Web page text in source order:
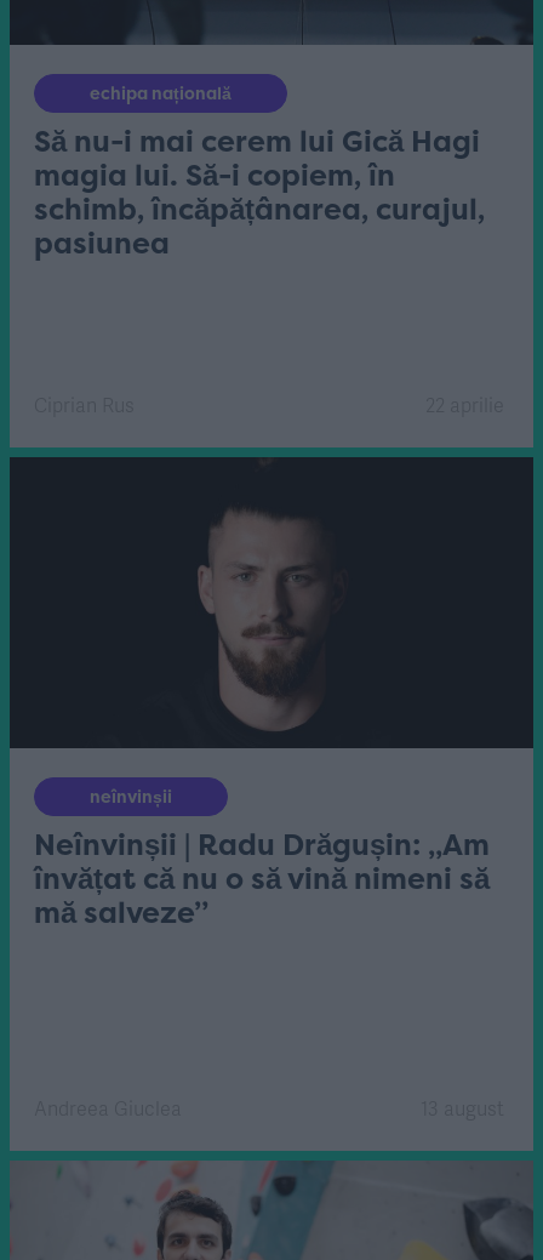
echipa națională
Să nu-i mai cerem lui Gică Hagi
magia lui. Să-i copiem, în
schimb, încăpățânarea, curajul,
pasiunea
neînvinșii
Neînvinșii | Radu Drăgușin: „Am
învățat că nu o să vină nimeni să
mă salveze”